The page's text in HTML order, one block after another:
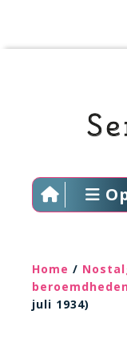
Home /
juli 1934)